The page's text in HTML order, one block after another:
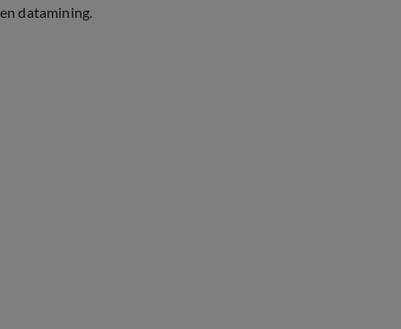
en datamining.